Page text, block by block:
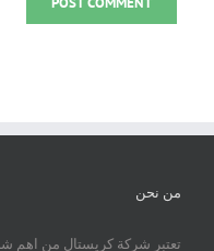
من نحن
تعتبر شركة كريستال من اهم